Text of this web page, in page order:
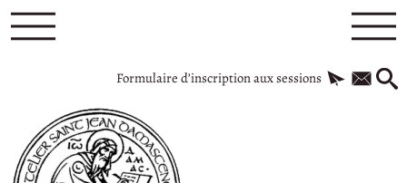
Formulaire d’inscription aux sessions